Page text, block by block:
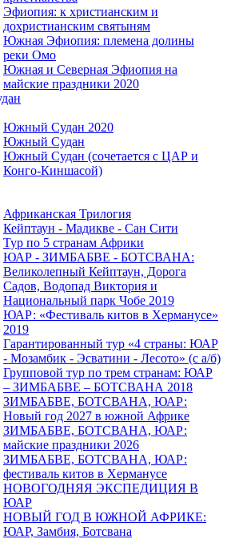
Эфиопия: к христианским и
дохристианским святыням
Южная Эфиопия: племена долины
реки Омо
Южная и Северная Эфиопия на
майские праздники 2020
Южный Cудан 2020
Южный Cудан
Южный Судан (сочетается с ЦАР и
Конго-Киншасой)
Африканская Трилогия
Кейптаун - Мадикве - Сан Сити
Тур по 5 странам Африки
ЮАР - ЗИМБАБВЕ - БОТСВАНА:
Великолепный Кейптаун, Дорога
Садов, Водопад Виктория и
Национальный парк Чобе 2019
ЮАР: «Фестиваль китов в Херманусе»
2019
Гарантированный тур «4 страны: ЮАР
- Мозамбик - Эсватини - Лесото» (с а/б)
Групповой тур по трем странам: ЮАР
– ЗИМБАБВЕ – БОТСВАНА 2018
ЗИМБАБВЕ, БОТСВАНА, ЮАР:
Новый год 2027 в южной Африке
ЗИМБАБВЕ, БОТСВАНА, ЮАР:
майские праздники 2026
ЗИМБАБВЕ, БОТСВАНА, ЮАР:
фестиваль китов в Херманусе
НОВОГОДНЯЯ ЭКСПЕДИЦИЯ В
ЮАР
НОВЫЙ ГОД В ЮЖНОЙ АФРИКЕ:
ЮАР, Замбия, Ботсвана